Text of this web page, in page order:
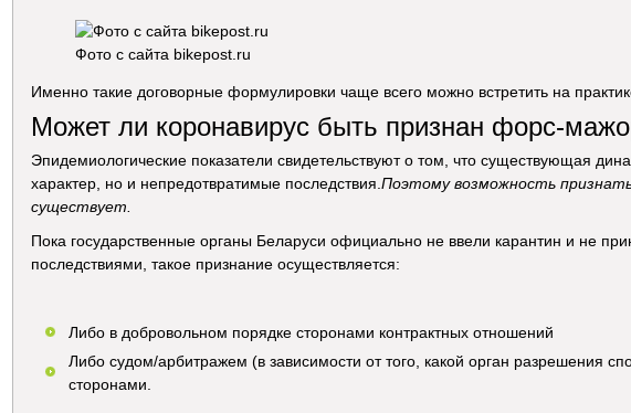
Фото с сайта bikepost.ru
Именно такие договорные формулировки чаще всего можно встретить на
Может ли коронавирус быть признан форс-
Эпидемиологические показатели свидетельствуют о том, что существующая
характер, но и непредотвратимые последствия.Поэтому возможность
существует.
Пока государственные органы Беларуси официально не ввели карантин и не
последствиями, такое признание осуществляется:
Либо в добровольном порядке сторонами контрактных отношений
Либо судом/арбитражем (в зависимости от того, какой орган разрешения
сторонами.